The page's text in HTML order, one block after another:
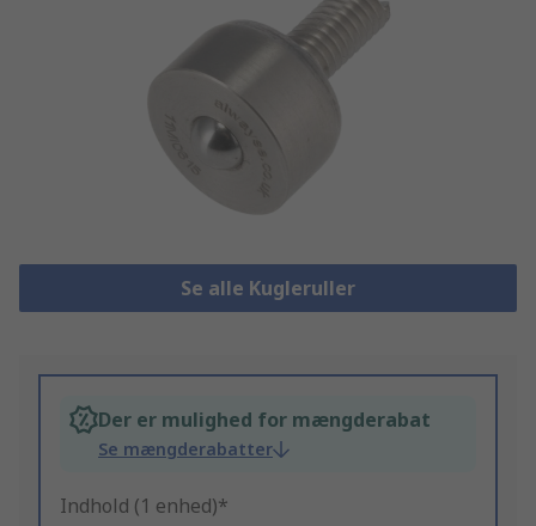
Se alle Kugleruller
Der er mulighed for mængderabat
Se mængderabatter
Indhold (1 enhed)*